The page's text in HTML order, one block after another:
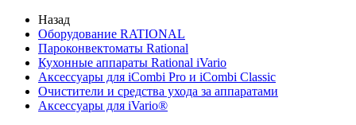
Назад
Оборудование RATIONAL
Пароконвектоматы Rational
Кухонные аппараты Rational iVario
Аксессуары для iCombi Pro и iCombi Classic
Очистители и средства ухода за аппаратами
Аксессуары для iVario®